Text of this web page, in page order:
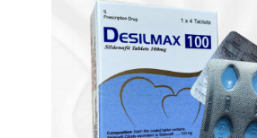
Phản hồi từ khách
Nguyễn Minh Tú
Trần Văn Hùng nói: